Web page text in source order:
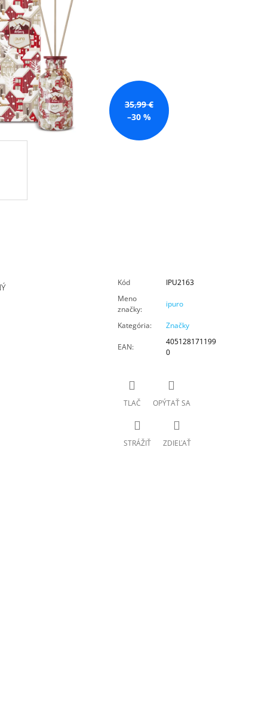
35,99 €
–30 %
Kód
IPU2163
Meno
značky:
ipuro
Kategória: Značky
EAN:
405128171199
0
TLAČ OPÝTAŤ SA
STRÁŽIŤ ZDIEĽAŤ